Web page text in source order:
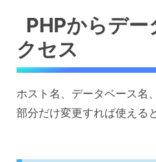
PHPからデ
クセス
ホスト名、データベース名
部分だけ変更すれば使える